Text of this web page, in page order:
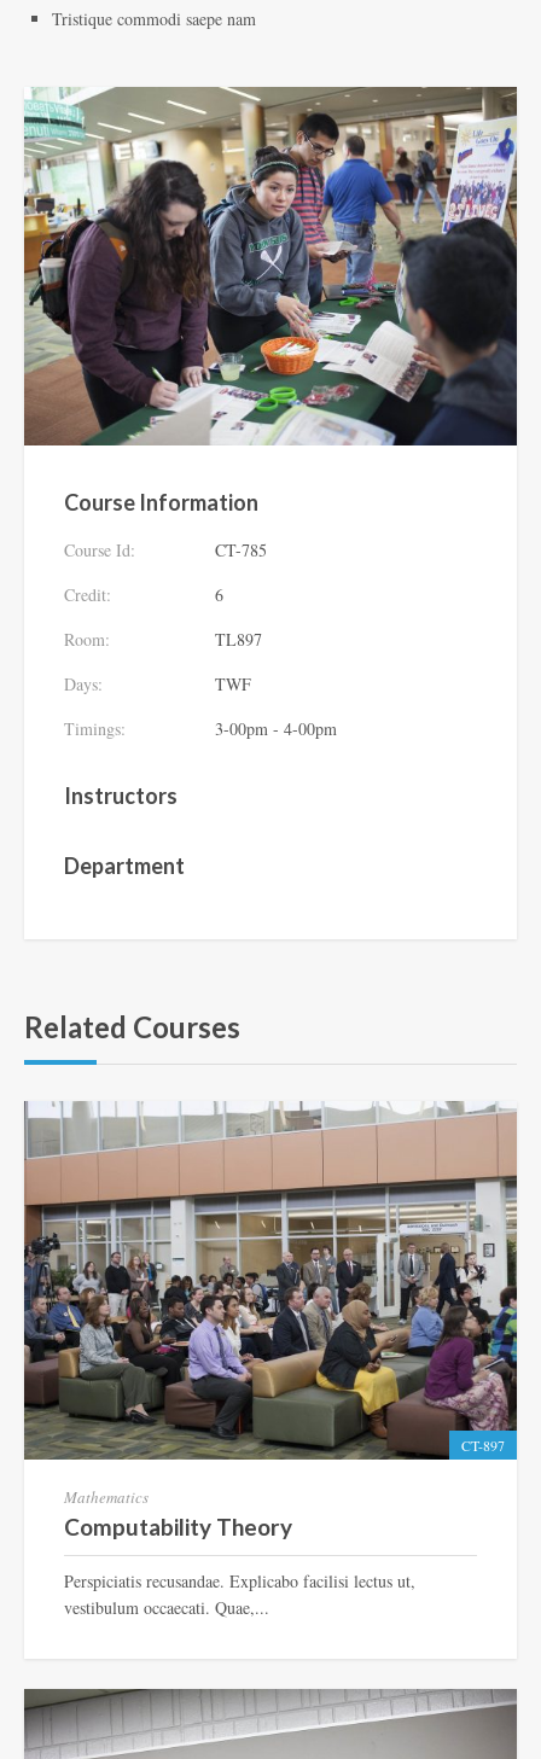
Tristique commodi saepe nam
Course Information
Course Id:
CT-785
Credit:
6
Room:
TL897
Days:
TWF
Timings:
3-00pm - 4-00pm
Instructors
Department
Related Courses
CT-897
Mathematics
Computability Theory
Perspiciatis recusandae. Explicabo facilisi lectus ut,
vestibulum occaecati. Quae,...